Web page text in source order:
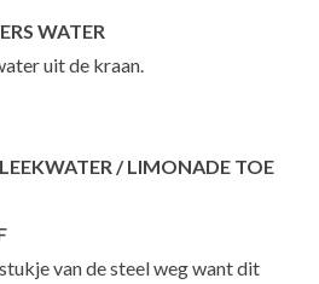
WATER
uit de kraan.
/ LIMONADE TOE
van de steel weg want dit